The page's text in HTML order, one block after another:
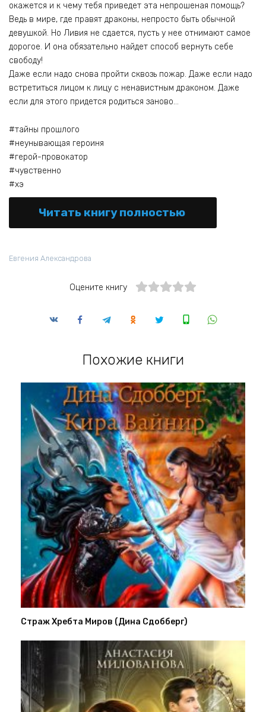
окажется и к чему тебя приведет эта непрошеная помощь?
Ведь в мире, где правят драконы, непросто быть обычной
девушкой. Но Ливия не сдается, пусть у нее отнимают самое
дорогое. И она обязательно найдет способ вернуть себе
свободу!
Даже если надо снова пройти сквозь пожар. Даже если надо
встретиться лицом к лицу с ненавистным драконом. Даже
если для этого придется родиться заново…
#тайны прошлого
#неунывающая героиня
#герой-провокатор
#чувственно
#хэ
Читать книгу полностью
Евгения Александрова
Оцените книгу
Похожие книги
Страж Хребта Миров (Дина Сдобберг)